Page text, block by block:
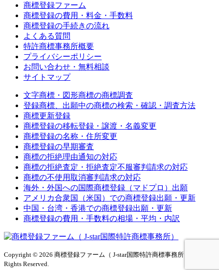
商標登録ファーム
商標登録の費用・料金・手数料
商標登録の手続きの流れ
よくある質問
特許商標事務所概要
プライバシーポリシー
お問い合わせ・無料相談
サイトマップ
文字商標・図形商標の商標調査
登録商標、出願中の商標の検索・確認・調査方法
商標更新登録
商標登録の移転登録・譲渡・名義変更
商標登録の名称・住所変更
商標登録の早期審査
商標の拒絶理由通知の対応
商標の拒絶査定・拒絶査定不服審判請求の対応
商標の不使用取消審判請求の対応
海外・外国への国際商標登録（マドプロ）出願
アメリカ合衆国（米国）での商標登録出願・更新
中国・台湾・香港での商標登録出願・更新
商標登録の費用・手数料の相場・平均・内訳
Copyright © 2026 商標登録ファーム（ J-star国際特許商標事務所）All
Rights Reserved.